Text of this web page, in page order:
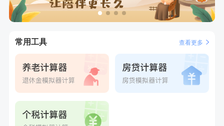
购买了时尚羽毛球套装ES-YM601
7分钟前
成功预约了坐班族体检套餐（男）
刚刚
成功预约了青年白领男套餐
常用工具 查看更多